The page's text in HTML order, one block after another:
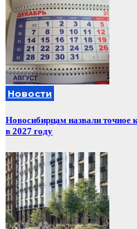
Новости
Новосибирцам назвали точное
в 2027 году